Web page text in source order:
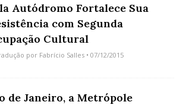
Autódromo Fortalece Sua
com Segunda
Cultural
por Fabrício Salles • 07/12/2015
de Janeiro, a Metrópole